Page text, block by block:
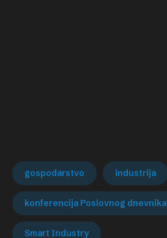
gospodarstvo industrija
konferencija Poslovnog dnevnika
Smart Industry